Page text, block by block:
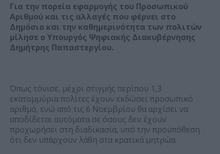
Για την πορεία εφαρμογής του Προσωπικού
Αριθμού και τις αλλαγές που φέρνει στο
Δημόσιο και την καθημερινότητα των πολιτών
μίλησε ο Υπουργός Ψηφιακής Διακυβέρνησης
Δημήτρης Παπαστεργίου.
Όπως τόνισε, μέχρι στιγμής περίπου 1,3
εκατομμύρια πολίτες έχουν εκδώσει προσωπικό
αριθμό, ενώ από τις 6 Νοεμβρίου θα αρχίσει να
αποδίδεται αυτόματα σε όσους δεν έχουν
προχωρήσει στη διαδικασία, υπό την προϋπόθεση
ότι δεν υπάρχουν λάθη στα κρατικά μητρώα.